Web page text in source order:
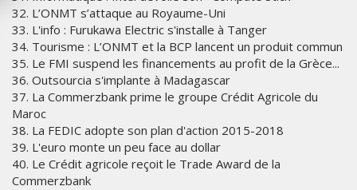
32. L’ONMT s’attaque au Royaume-Uni
33. L'info : Furukawa Electric s'installe à Tanger
34. Tourisme : L’ONMT et la BCP lancent un produit commun
35. Le FMI suspend les financements au profit de la Grèce...
36. Outsourcia s'implante à Madagascar
37. La Commerzbank prime le groupe Crédit Agricole du
Maroc
38. La FEDIC adopte son plan d'action 2015-2018
39. L'euro monte un peu face au dollar
40. Le Crédit agricole reçoit le Trade Award de la
Commerzbank